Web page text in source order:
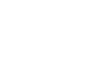
Kindergarten,
Freiwilliges